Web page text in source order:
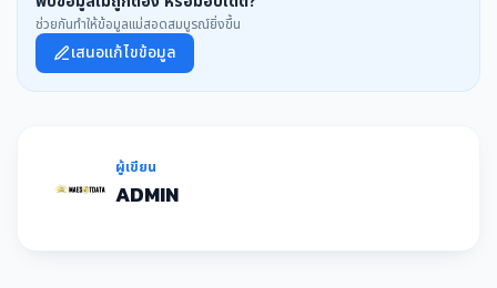
ช่วยกันทำให้ข้อมูลแม่สอดสมบูรณ์ยิ่งขึ้น
เสนอแก้ไขข้อมูล
ผู้เขียน
ADMIN